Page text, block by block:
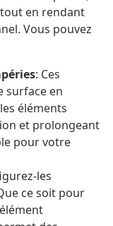
en rendant
Vous pouvez
: Ces
surface en
éléments
et prolongeant
pour votre
les
ce soit pour